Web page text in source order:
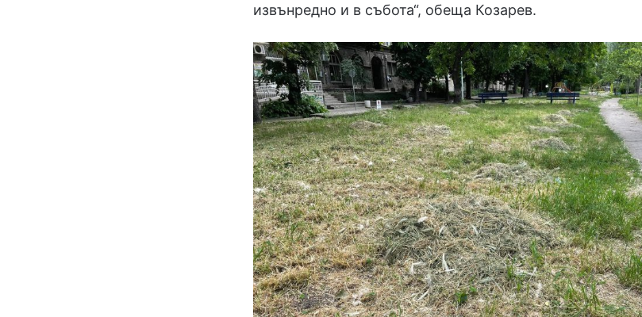
извънредно и в събота“, обеща Козарев.